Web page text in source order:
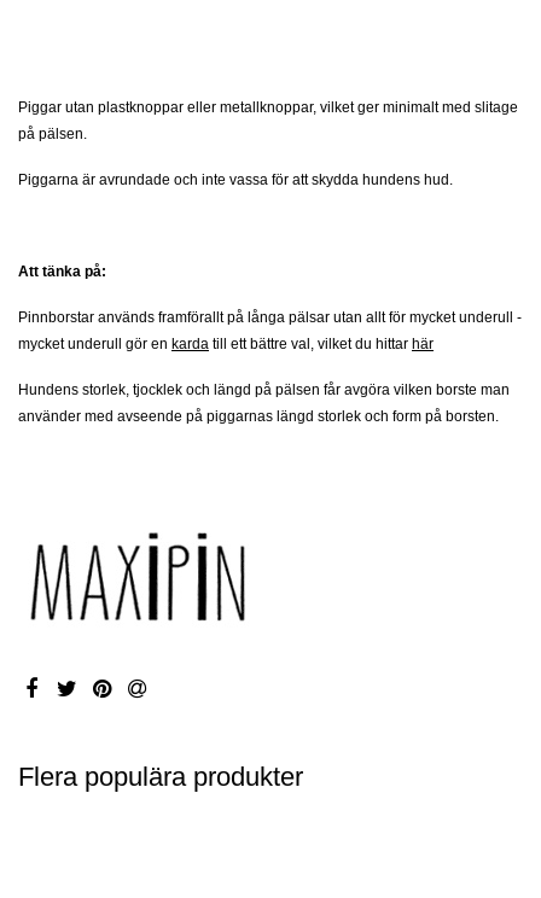
Piggar utan plastknoppar eller metallknoppar, vilket ger minimalt med slitage
på pälsen.
Piggarna är avrundade och inte vassa för att skydda hundens hud.
Att tänka på:
Pinnborstar används framförallt på långa pälsar utan allt för mycket underull -
mycket underull gör en karda till ett bättre val, vilket du hittar här
Hundens storlek, tjocklek och längd på pälsen får avgöra vilken borste man
använder med avseende på piggarnas längd storlek och form på borsten.
Flera populära produkter